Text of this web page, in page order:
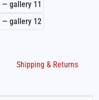
Shipping & Returns